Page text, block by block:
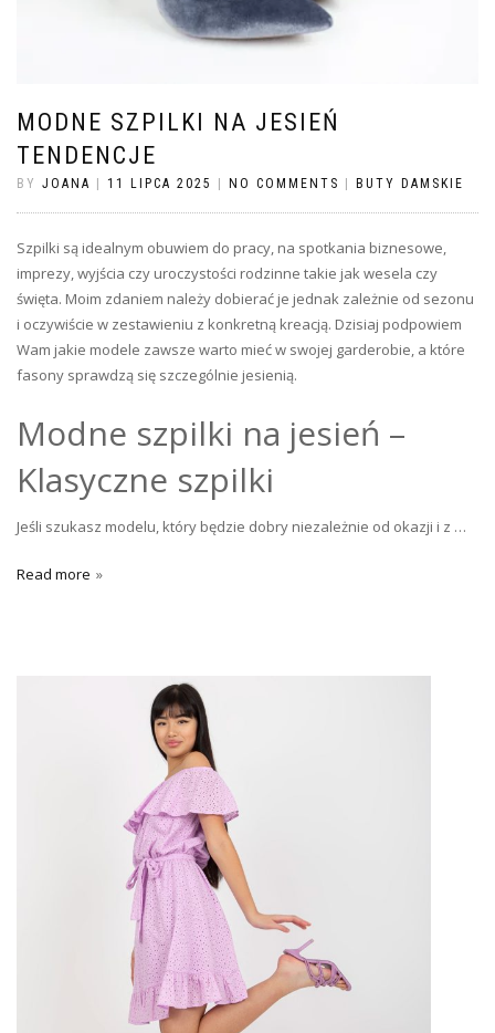
MODNE SZPILKI NA JESIEŃ
TENDENCJE
BY JOANA 11 LIPCA 2025 NO COMMENTS BUTY DAMSKIE
Szpilki są idealnym obuwiem do pracy, na spotkania biznesowe,
imprezy, wyjścia czy uroczystości rodzinne takie jak wesela czy
święta. Moim zdaniem należy dobierać je jednak zależnie od sezonu
i oczywiście w zestawieniu z konkretną kreacją. Dzisiaj podpowiem
Wam jakie modele zawsze warto mieć w swojej garderobie, a które
fasony sprawdzą się szczególnie jesienią.
Modne szpilki na jesień –
Klasyczne szpilki
Jeśli szukasz modelu, który będzie dobry niezależnie od okazji i z …
Read more